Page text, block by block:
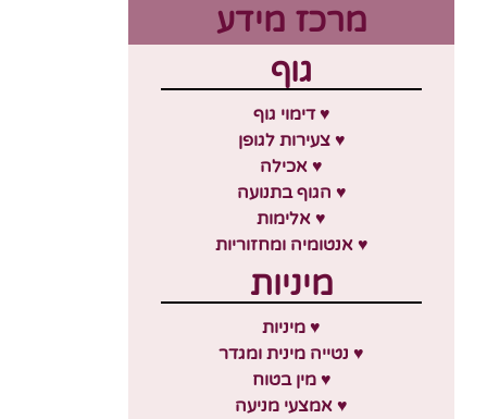
מרכז מידע
גוף
♥ דימוי גוף
♥ צעירות לגופן
♥ אכילה
♥ הגוף בתנועה
♥ אלימות
♥ אנטומיה ומחזוריות
מיניות
♥ מיניות
♥ נטייה מינית ומגדר
♥ מין בטוח
♥ אמצעי מניעה